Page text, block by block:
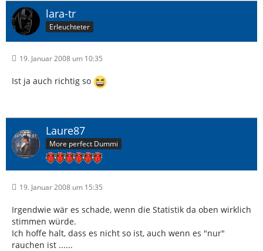
lara-tr
Erleuchteter
19. Januar 2008 um 10:35
Ist ja auch richtig so
Laure87
More perfect Dummi
19. Januar 2008 um 15:35
Irgendwie wär es schade, wenn die Statistik da oben wirklich
stimmen würde.
Ich hoffe halt, dass es nicht so ist, auch wenn es "nur"
rauchen ist ......